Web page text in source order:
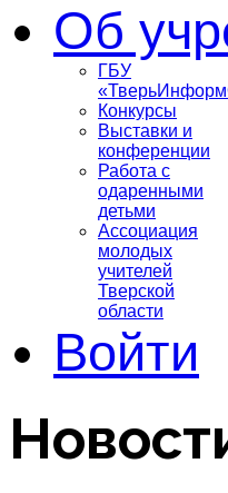
Об
ГБУ
Конкурсы
Выставки и
конференции
Работа с
одаренными
детьми
Ассоциация
молодых
учителей
Тверской
области
Войти